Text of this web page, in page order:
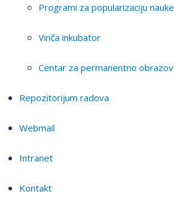
Programi za popularizaciju nauke
Vinča inkubator
Centar za permanentno
Repozitorijum radova
Webmail
Intranet
Kontakt